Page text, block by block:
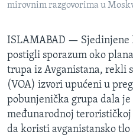
mirovnim razgovorima u
ISLAMABAD — Sjedinjene
postigli sporazum oko
trupa iz Avganistana, rekli
(VOA) izvori upućeni u
pobunjenička grupa dala
međunarodnoj
da koristi avganistansko